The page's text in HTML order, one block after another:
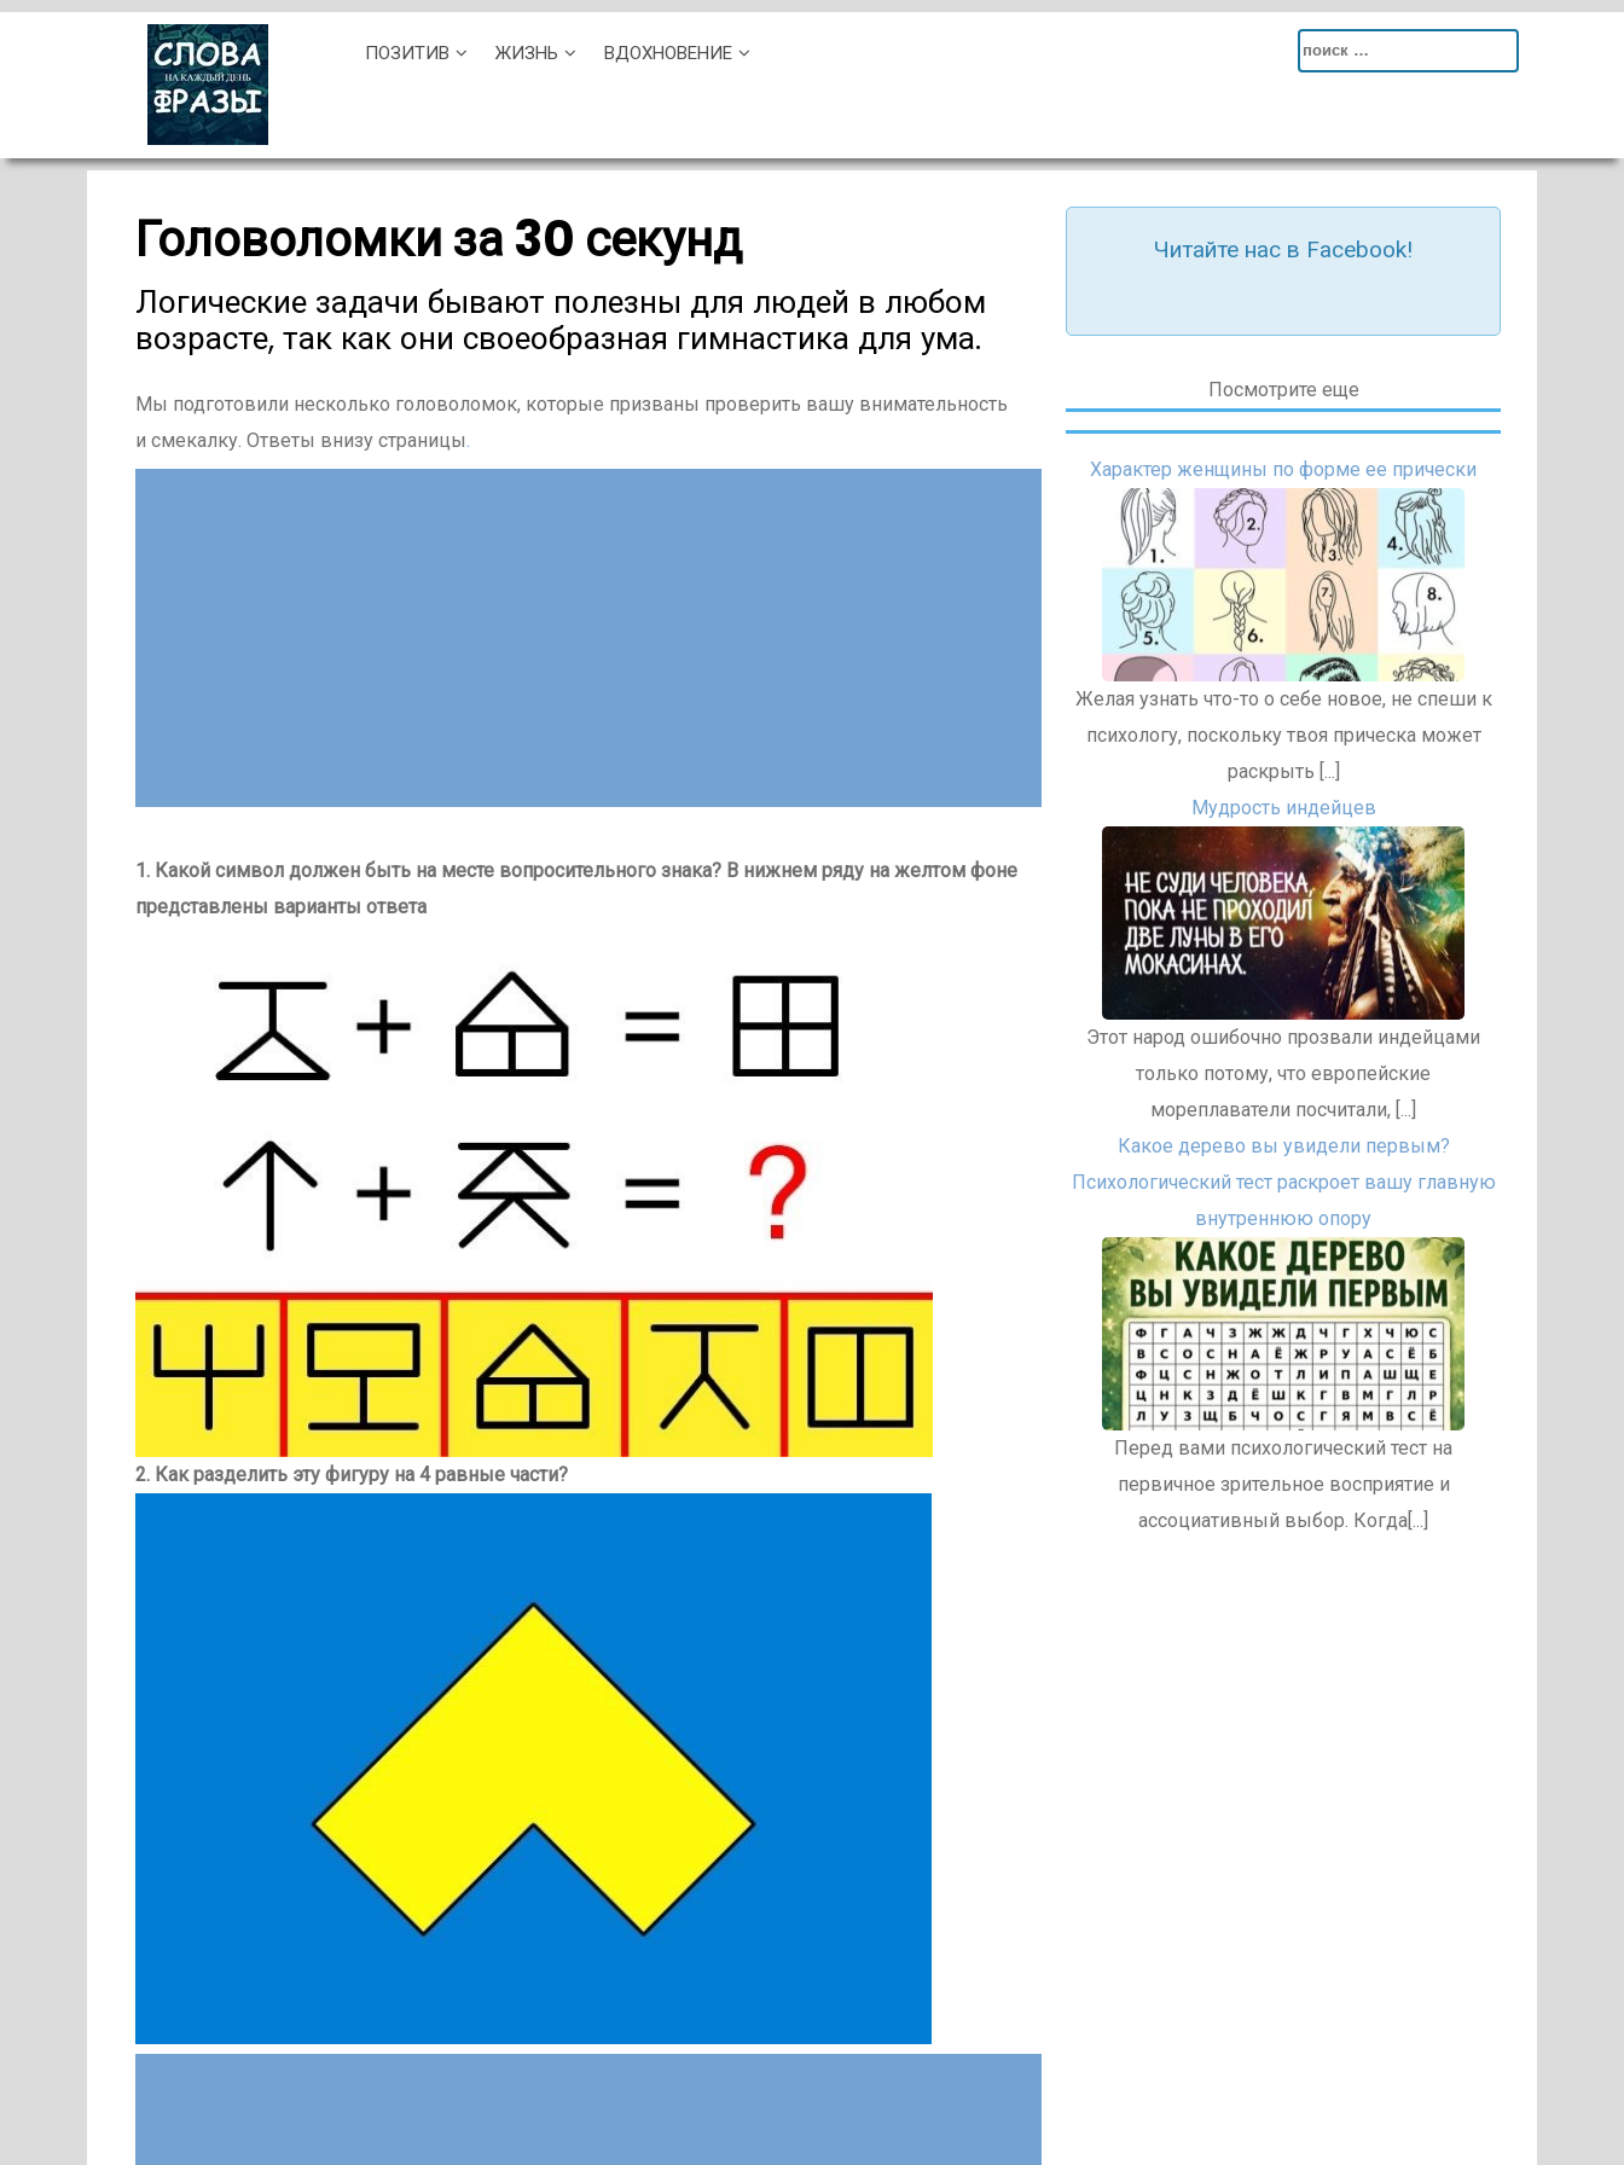
ПОЗИТИВ ЖИЗНЬ ВДОХНОВЕНИЕ
Search
Головоломки за 30 секунд
Логические задачи бывают полезны для людей в любом
возрасте, так как они своеобразная гимнастика для ума.
Мы подготовили несколько головоломок, которые призваны проверить вашу внимательность
и смекалку. Ответы внизу страницы.
1. Какой символ должен быть на месте вопросительного знака? В нижнем ряду на желтом фоне
представлены варианты ответа
2. Как разделить эту фигуру на 4 равные части?
Читайте нас в Facebook!
Посмотрите еще
Характер женщины по форме ее прически
Желая узнать что-то о себе новое, не спеши к
психологу, поскольку твоя прическа может
раскрыть [...]
Мудрость индейцев
Этот народ ошибочно прозвали индейцами
только потому, что европейские
мореплаватели посчитали, [...]
Какое дерево вы увидели первым?
Психологический тест раскроет вашу главную
внутреннюю опору
Перед вами психологический тест на
первичное зрительное восприятие и
ассоциативный выбор. Когда[...]